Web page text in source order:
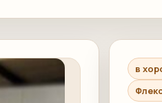
в